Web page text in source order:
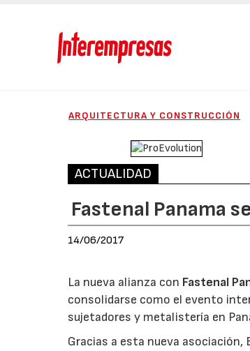
ARQUITECTURA Y CONSTRUCCIÓN
ACTUALIDAD
Fastenal Panama
14/06/2017
La nueva alianza con Fastenal
consolidarse como el evento
sujetadores y metalistería en
Gracias a esta nueva asociación,